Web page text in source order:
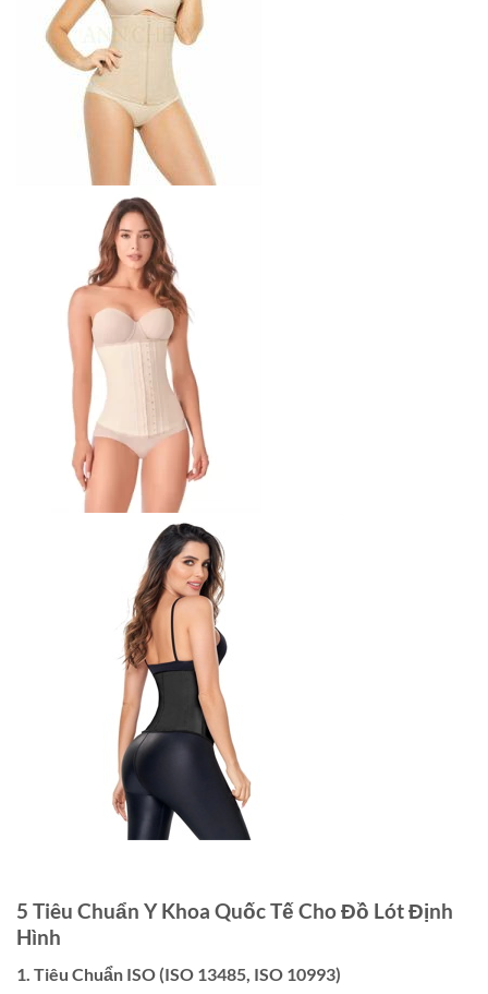
5 Tiêu Chuẩn Y Khoa Quốc Tế Cho Đồ Lót Định
Hình
1. Tiêu Chuẩn ISO (ISO 13485, ISO 10993)